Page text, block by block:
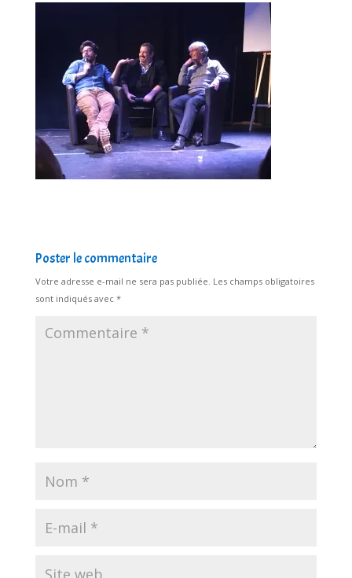
Poster le commentaire
Votre adresse e-mail ne sera pas publiée. Les champs obligatoires
sont indiqués avec *